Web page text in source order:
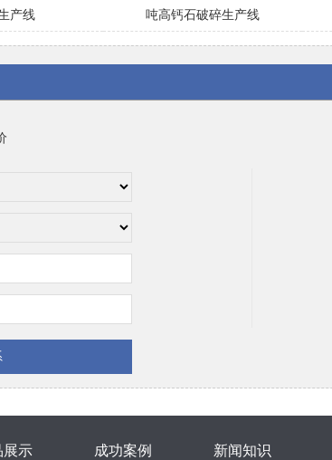
产线 吨高钙石破碎生产线
展示 成功案例 新闻知识